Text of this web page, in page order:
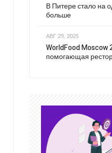
В Питере стало на
больше
АВГ 29, 2025
WorldFood Moscow
помогающая